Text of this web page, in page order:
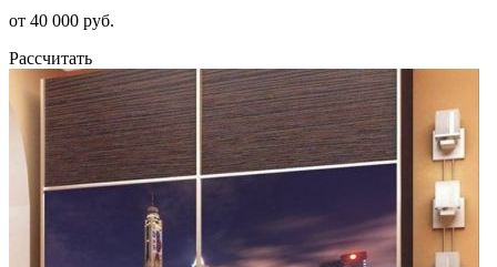
от 40 000 руб.
Рассчитать